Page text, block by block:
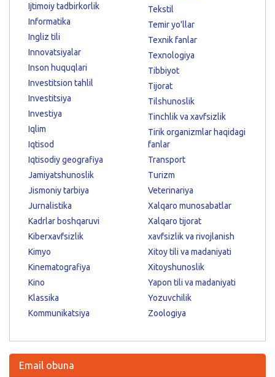
Ijtimoiy tadbirkorlik
Informatika
Ingliz tili
Innovatsiyalar
Inson huquqlari
Investitsion tahlil
Investitsiya
Investiya
Iqlim
Iqtisod
Iqtisodiy geografiya
Jamiyatshunoslik
Jismoniy tarbiya
Jurnalistika
Kadrlar boshqaruvi
Kiberxavfsizlik
Kimyo
Kinematografiya
Kino
Klassika
Kommunikatsiya
Tekstil
Temir yo'llar
Texnik fanlar
Texnologiya
Tibbiyot
Tijorat
Tilshunoslik
Tinchlik va xavfsizlik
Tirik organizmlar haqidagi
fanlar
Transport
Turizm
Veterinariya
Xalqaro munosabatlar
Xalqaro tijorat
xavfsizlik va rivojlanish
Xitoy tili va madaniyati
Xitoyshunoslik
Yapon tili va madaniyati
Yozuvchilik
Zoologiya
Email obuna